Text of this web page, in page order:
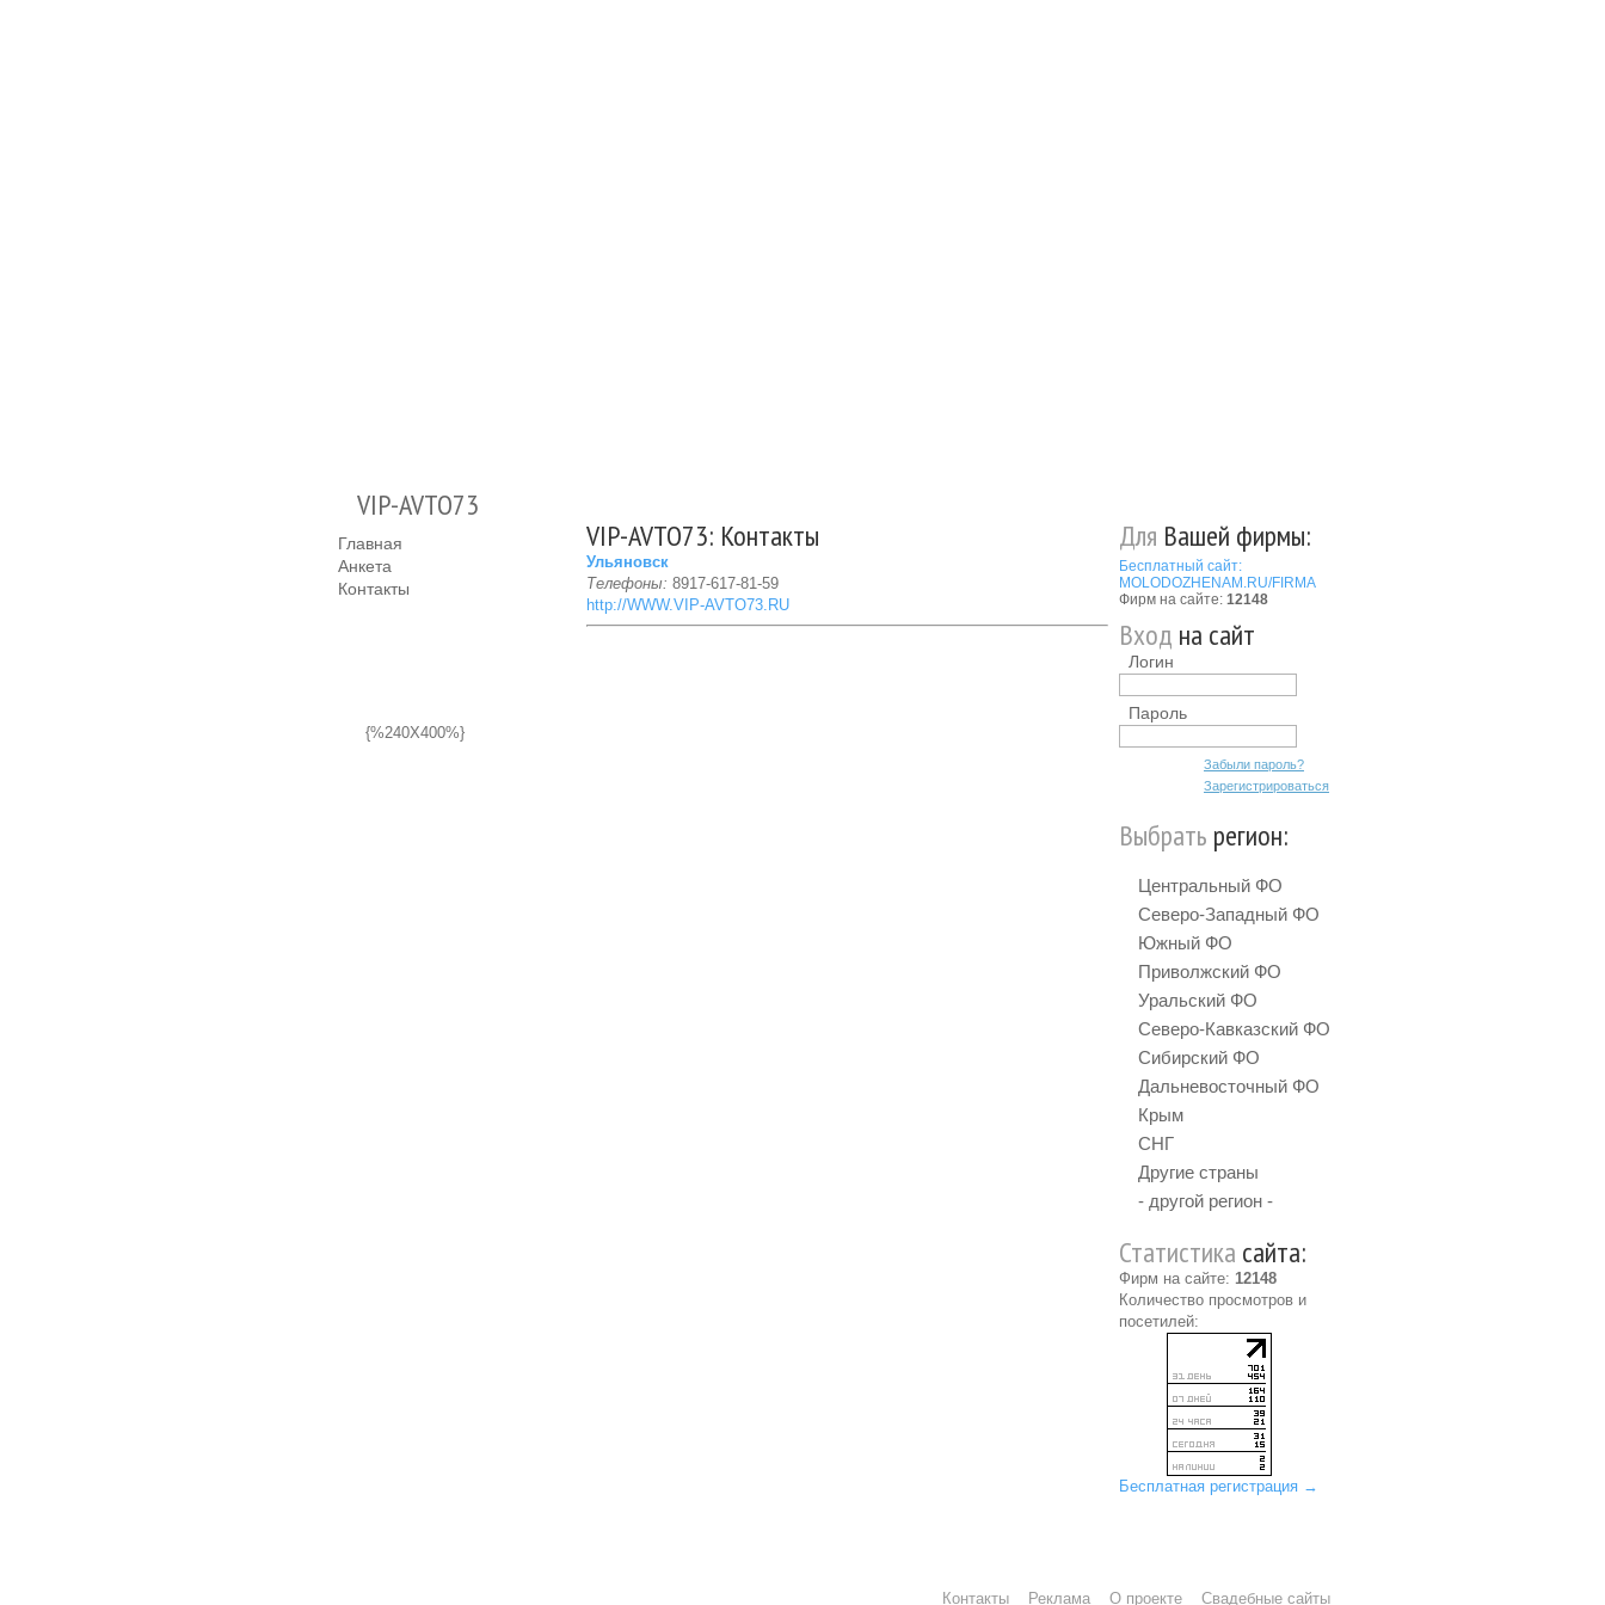
VIP-AVTO73
Главная
Анкета
Контакты
{%240X400%}
VIP-AVTO73: Контакты
Ульяновск
Телефоны: 8917-617-81-59
http://WWW.VIP-AVTO73.RU
Для Вашей фирмы:
Бесплатный сайт:
MOLODOZHENAM.RU/FIRMA
Фирм на сайте: 12148
Вход на сайт
Логин
Пароль
Забыли пароль?
Зарегистрироваться
Выбрать регион:
Центральный ФО
Северо-Западный ФО
Южный ФО
Приволжский ФО
Уральский ФО
Северо-Кавказский ФО
Сибирский ФО
Дальневосточный ФО
Крым
СНГ
Другие страны
- другой регион -
Статистика сайта:
Фирм на сайте: 12148
Количество просмотров и
посетилей:
Бесплатная регистрация →
Контакты Реклама О проекте Свадебные сайты